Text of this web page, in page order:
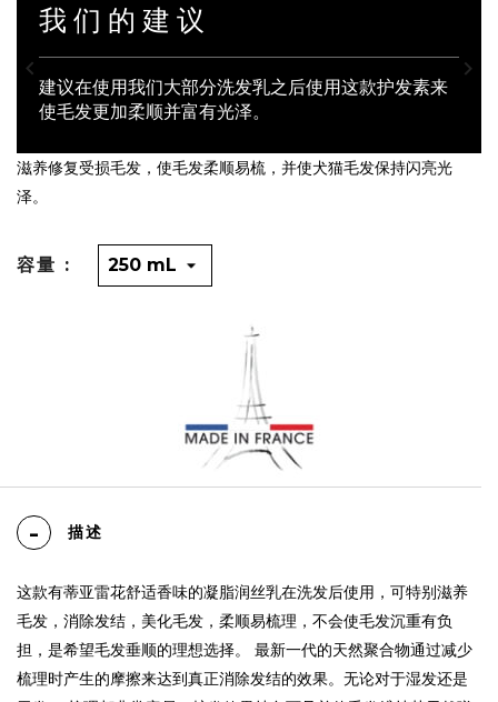
 
我们的建议
建议在使用我们大部分洗发乳之后使用这款护发素来
使毛发更加柔顺并富有光泽。
滋养修复受损毛发，使毛发柔顺易梳，并使犬猫毛发保持闪亮光
泽。
容量 :
描述
这款有蒂亚雷花舒适香味的凝脂润丝乳在洗发后使用，可特别滋养
毛发，消除发结，美化毛发，柔顺易梳理，不会使毛发沉重有负
担，是希望毛发垂顺的理想选择。 最新一代的天然聚合物通过减少
梳理时产生的摩擦来达到真正消除发结的效果。无论对于湿发还是